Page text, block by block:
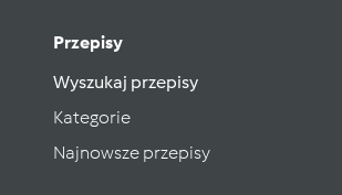
Przepisy
Wyszukaj przepisy
Kategorie
Najnowsze przepisy